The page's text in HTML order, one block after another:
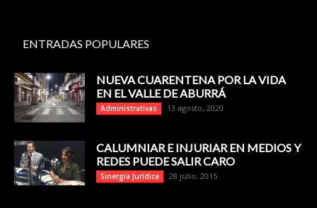
ENTRADAS POPULARES
NUEVA CUARENTENA POR LA VIDA
EN EL VALLE DE ABURRÁ
Administrativas 13 agosto, 2020
CALUMNIAR E INJURIAR EN MEDIOS Y
REDES PUEDE SALIR CARO
Sinergia Jurídica 28 julio, 2015